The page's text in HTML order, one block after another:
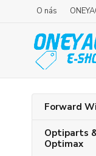
O nás
Forward
Optiparts
Optimax